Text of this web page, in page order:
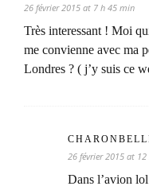
26 février 2015 at 7 h 45 min
Très interessant ! Moi
me convienne avec ma
Londres ? ( j’y suis ce
26 février 2015 at
Dans l’avion